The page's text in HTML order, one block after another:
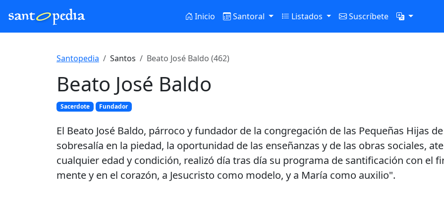
Inicio Santoral Listados Suscríbete
Santopedia Santos Beato José Baldo (462)
Beato José Baldo
Sacerdote Fundador
El Beato José Baldo, párroco y fundador de la congregación de las Pequeñas Hijas
sobresalía en la piedad, la oportunidad de las enseñanzas y de las obras sociales,
cualquier edad y condición, realizó día tras día su programa de santificación con el
mente y en el corazón, a Jesucristo como modelo, y a María como auxilio".